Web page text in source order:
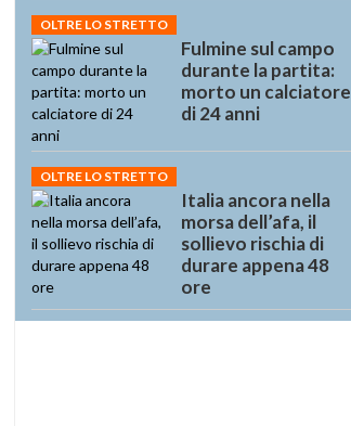
OLTRE LO STRETTO
Fulmine sul campo
durante la partita:
morto un calciatore
di 24 anni
OLTRE LO STRETTO
Italia ancora nella
morsa dell’afa, il
sollievo rischia di
durare appena 48
ore